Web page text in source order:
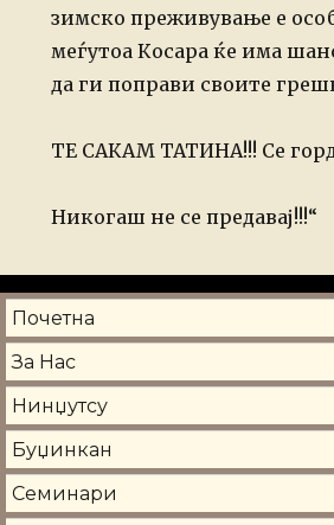
зимско преживување е
меѓутоа Косара ќе има
да ги поправи своите
ТЕ САКАМ ТАТИНА!!! Се
Никогаш не се предавај!!!“
Почетна
За Нас
Нинџутсу
Буџинкан
Семинари